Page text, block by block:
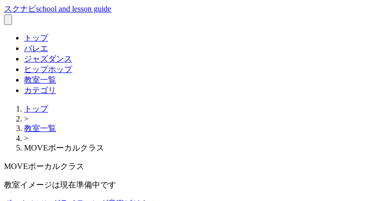
スクナビschool and lesson guide
トップ
バレエ
ジャズダンス
ヒップホップ
教室一覧
カテゴリ
トップ
>
教室一覧
>
MOVEボーカルクラス
MOVEボーカルクラス
教室イメージは現在準備中です